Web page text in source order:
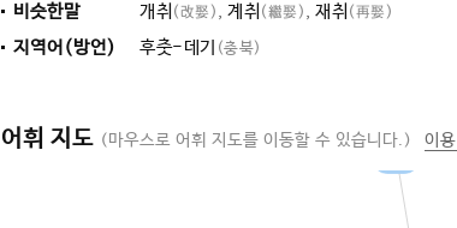
비슷한말 개취 (改娶) , 계취 (繼娶) , 재취 (再娶)
지역어(방언) 후춧-데기 (충북)
어휘 지도 (마우스로 어휘 지도를 이동할 수 있습니다.) 이